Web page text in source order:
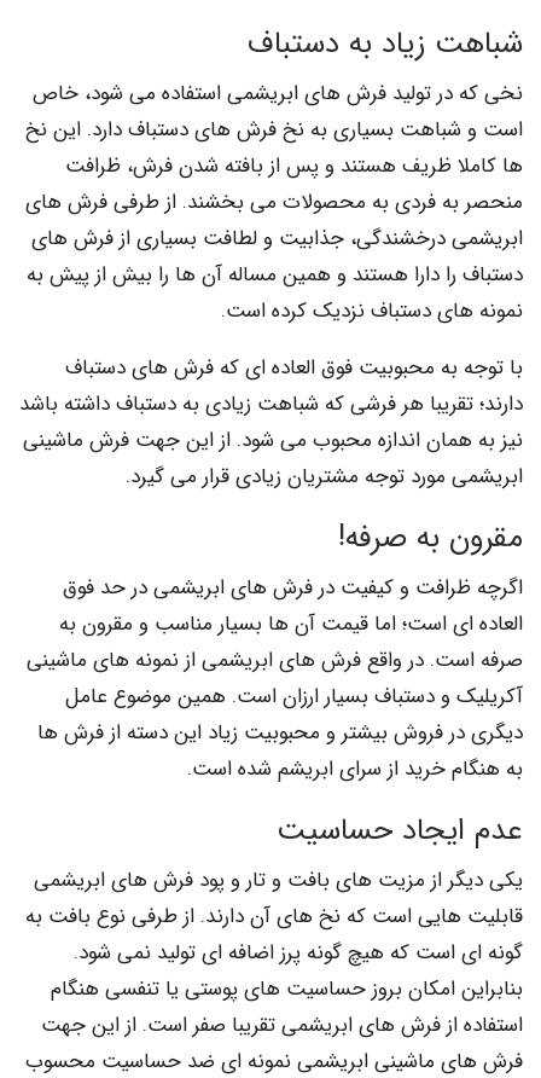
شباهت زیاد به دستباف
نخی که در تولید فرش های ابریشمی استفاده می شود، خاص
است و شباهت بسیاری به نخ فرش های دستباف دارد. این نخ
ها کاملا ظریف هستند و پس از بافته شدن فرش، ظرافت
منحصر به فردی به محصولات می بخشند. از طرفی فرش های
ابریشمی درخشندگی، جذابیت و لطافت بسیاری از فرش های
دستباف را دارا هستند و همین مساله آن ها را بیش از پیش به
نمونه های دستباف نزدیک کرده است.
با توجه به محبوبیت فوق العاده ای که فرش های دستباف
دارند؛ تقریبا هر فرشی که شباهت زیادی به دستباف داشته باشد
نیز به همان اندازه محبوب می شود. از این جهت فرش ماشینی
ابریشمی مورد توجه مشتریان زیادی قرار می گیرد.
مقرون به صرفه!
اگرچه ظرافت و کیفیت در فرش های ابریشمی در حد فوق
العاده ای است؛ اما قیمت آن ها بسیار مناسب و مقرون به
صرفه است. در واقع فرش های ابریشمی از نمونه های ماشینی
آکریلیک و دستباف بسیار ارزان است. همین موضوع عامل
دیگری در فروش بیشتر و محبوبیت زیاد این دسته از فرش ها
به هنگام خرید از سرای ابریشم شده است.
عدم ایجاد حساسیت
یکی دیگر از مزیت های بافت و تار و پود فرش های ابریشمی
قابلیت هایی است که نخ های آن دارند. از طرفی نوع بافت به
گونه ای است که هیچ گونه پرز اضافه ای تولید نمی شود.
بنابراین امکان بروز حساسیت های پوستی یا تنفسی هنگام
استفاده از فرش های ابریشمی تقریبا صفر است. از این جهت
فرش های ماشینی ابریشمی نمونه ای ضد حساسیت محسوب